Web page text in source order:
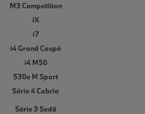
M3 Competition
iX
i7
i4 Grand Coupé
i4 M50
530e M Sport
Série 4 Cabrio
Série 3 Sedã